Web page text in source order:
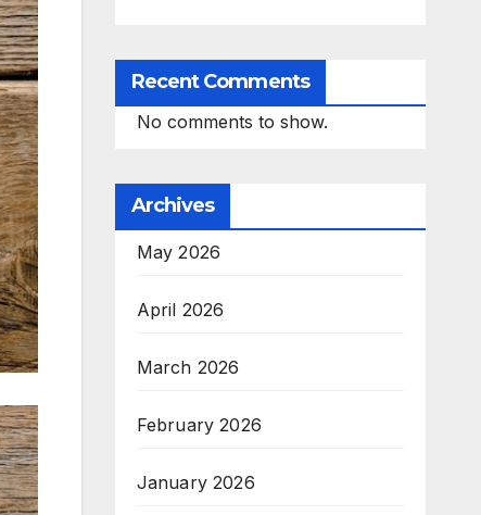
Recent Comments
No comments to show.
Archives
May 2026
April 2026
March 2026
February 2026
January 2026